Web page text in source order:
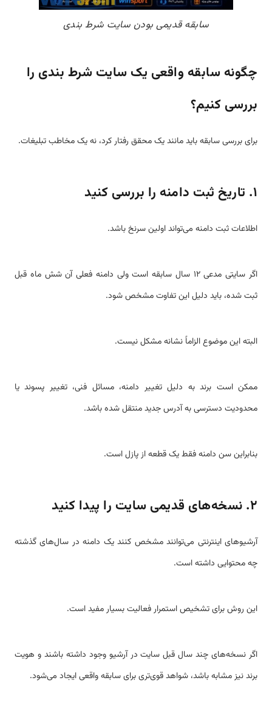
سابقه قدیمی بودن سایت شرط بندی
چگونه سابقه واقعی یک سایت شرط بندی را
بررسی کنیم؟
برای بررسی سابقه باید مانند یک محقق رفتار کرد، نه یک مخاطب تبلیغات.
۱. تاریخ ثبت دامنه را بررسی کنید
اطلاعات ثبت دامنه می‌تواند اولین سرنخ باشد.
اگر سایتی مدعی ۱۲ سال سابقه است ولی دامنه فعلی آن شش ماه قبل
ثبت شده، باید دلیل این تفاوت مشخص شود.
البته این موضوع الزاماً نشانه مشکل نیست.
ممکن است برند به دلیل تغییر دامنه، مسائل فنی، تغییر پسوند یا
محدودیت دسترسی به آدرس جدید منتقل شده باشد.
بنابراین سن دامنه فقط یک قطعه از پازل است.
۲. نسخه‌های قدیمی سایت را پیدا کنید
آرشیوهای اینترنتی می‌توانند مشخص کنند یک دامنه در سال‌های گذشته
چه محتوایی داشته است.
این روش برای تشخیص استمرار فعالیت بسیار مفید است.
اگر نسخه‌های چند سال قبل سایت در آرشیو وجود داشته باشند و هویت
برند نیز مشابه باشد، شواهد قوی‌تری برای سابقه واقعی ایجاد می‌شود.